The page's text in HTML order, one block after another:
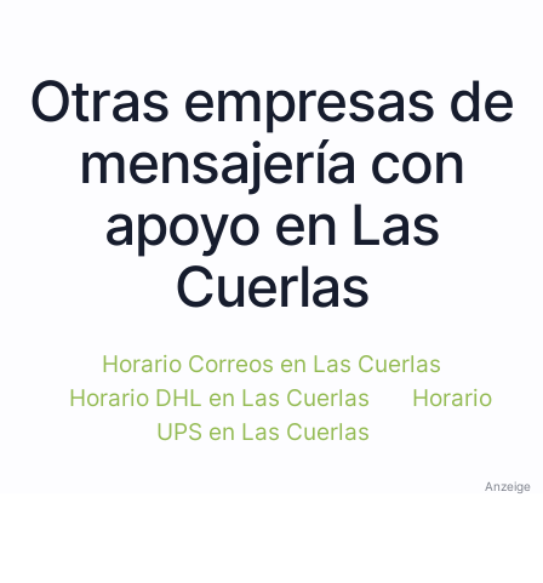
Otras empresas de
mensajería con
apoyo en Las
Cuerlas
Horario Correos en Las Cuerlas
Horario DHL en Las Cuerlas
Horario
UPS en Las Cuerlas
Anzeige